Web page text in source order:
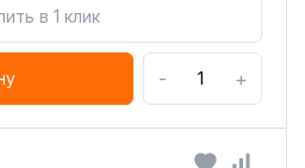
в 1 клик
- +